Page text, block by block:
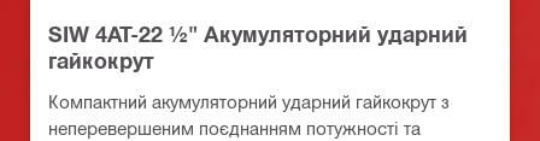
SIW 4AT-22 ½" Акумуляторний ударний
гайкокрут
Компактний акумуляторний ударний гайкокрут з
неперевершеним поєднанням потужності та